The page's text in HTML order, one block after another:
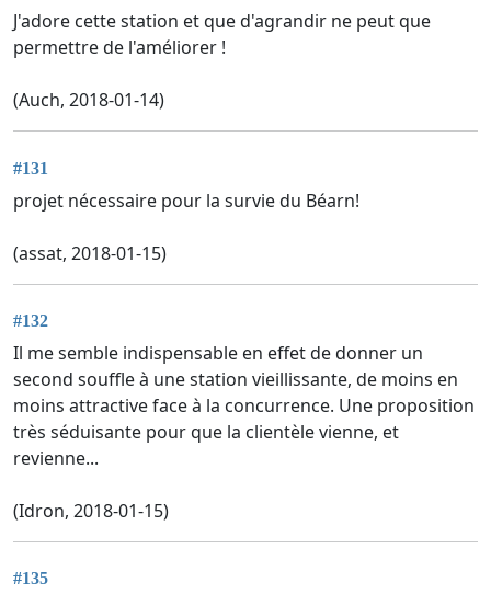
J'adore cette station et que d'agrandir ne peut que
permettre de l'améliorer !
(Auch, 2018-01-14)
#131
projet nécessaire pour la survie du Béarn!
(assat, 2018-01-15)
#132
Il me semble indispensable en effet de donner un
second souffle à une station vieillissante, de moins en
moins attractive face à la concurrence. Une proposition
très séduisante pour que la clientèle vienne, et
revienne...
(Idron, 2018-01-15)
#135